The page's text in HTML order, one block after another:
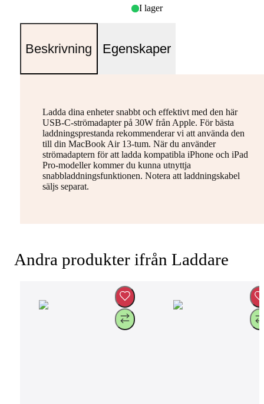
I lager
Beskrivning Egenskaper
Ladda dina enheter snabbt och effektivt med den här
USB-C-strömadapter på 30W från Apple. För bästa
laddningsprestanda rekommenderar vi att använda den
till din MacBook Air 13-tum. När du använder
strömadaptern för att ladda kompatibla iPhone och iPad
Pro-modeller kommer du kunna utnyttja
snabbladdningsfunktionen. Notera att laddningskabel
säljs separat.
Andra produkter ifrån Laddare